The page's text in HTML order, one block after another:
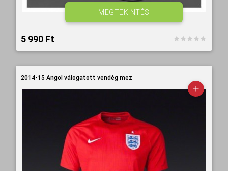
5 990 Ft‎
MEGTEKINTÉS
2014-15 Angol válogatott vendég mez